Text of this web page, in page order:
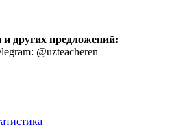
и других предложений:
@uzteacheren